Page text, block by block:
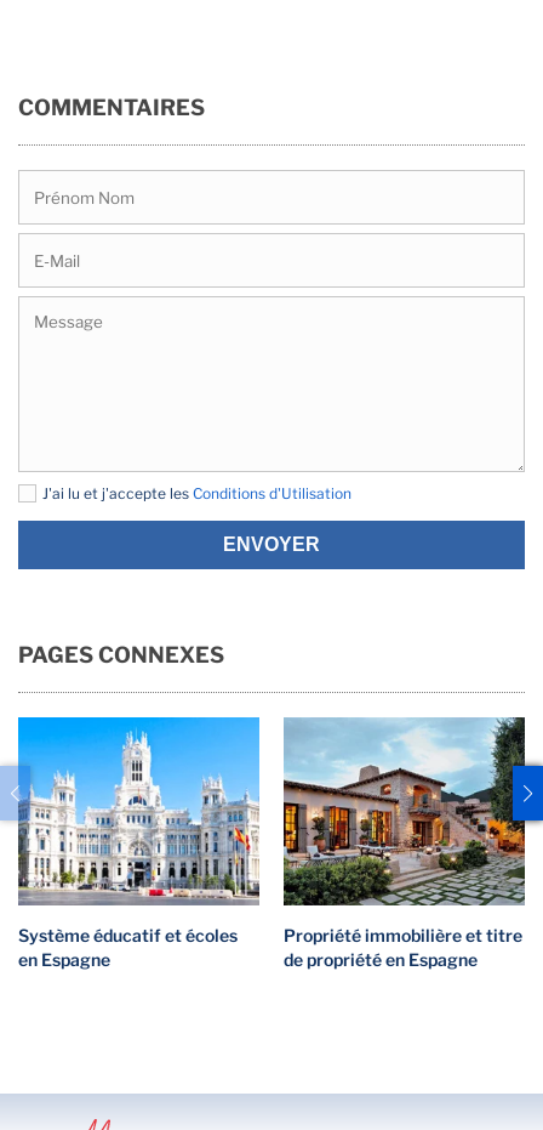
COMMENTAIRES
J'ai lu et j'accepte les Conditions d'Utilisation
ENVOYER
PAGES CONNEXES
Système éducatif et écoles
en Espagne
Propriété immobilière et titre
de propriété en Espagne